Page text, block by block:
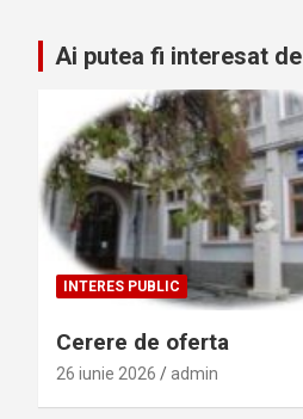
Ai putea fi interesat de
INTERES PUBLIC
Cerere de oferta
26 iunie 2026 admin